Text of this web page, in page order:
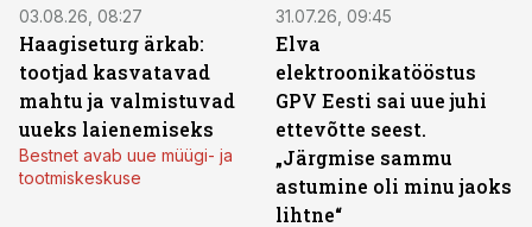
03.08.26, 08:27
Haagiseturg ärkab:
tootjad kasvatavad
mahtu ja valmistuvad
uueks laienemiseks
Bestnet avab uue müügi- ja
tootmiskeskuse
31.07.26, 09:45
Elva
elektroonikatööstus
GPV Eesti sai uue juhi
ettevõtte seest.
„Järgmise sammu
astumine oli minu jaoks
lihtne“